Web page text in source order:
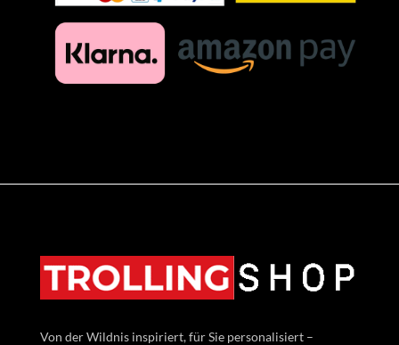
Von der Wildnis inspiriert, für Sie personalisiert –